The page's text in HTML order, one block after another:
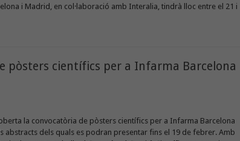
i Madrid, en col·laboració amb Interalia, tindrà lloc entre el 21 i
pòsters científics per a Infarma Barcelona
la convocatòria de pòsters científics per a Infarma Barcelona
abstracts dels quals es podran presentar fins el 19 de febrer. Amb